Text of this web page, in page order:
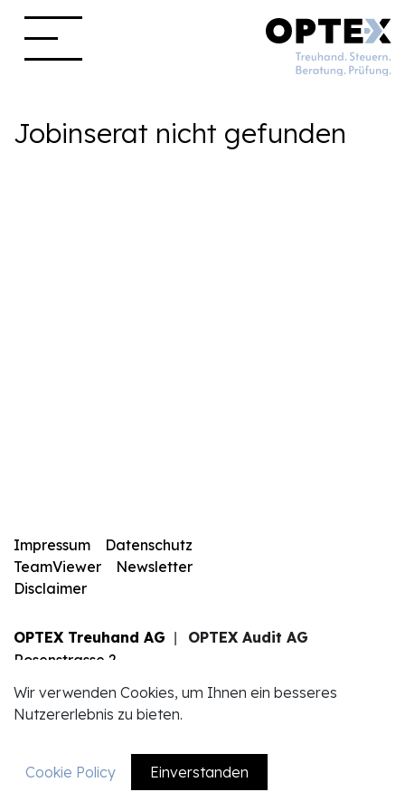
Jobinserat nicht gefunden
Impressum
Datenschutz
TeamViewer
Newsletter
Disclaimer
OPTEX Treuhand AG
OPTEX Audit AG
Rosenstrasse 2
+41 41 340 83 83
info@optexag.ch
Wir verwenden Cookies, um Ihnen ein besseres
Nutzererlebnis zu bieten.
Cookie Policy Einverstanden